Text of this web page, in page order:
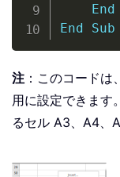
End
End
Sub
注 ：このコード
用に設定できます
るセル A3、A4、